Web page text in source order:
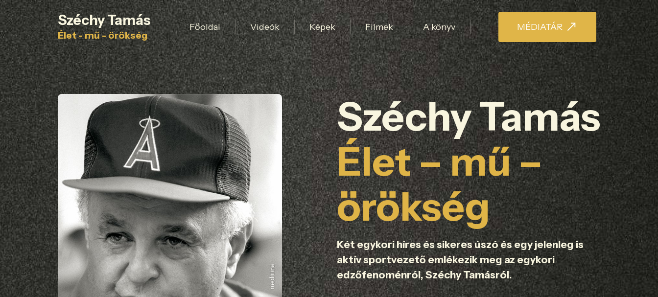
Széchy Tamás
Élet - mű - örökség
Főoldal Videók Képek Filmek A könyv MÉDIATÁR
Széchy Tamás
Élet – mű –
örökség
Két egykori híres és sikeres úszó és egy jelenleg is
aktív sportvezető emlékezik meg az egykori
edzőfenoménról, Széchy Tamásról.